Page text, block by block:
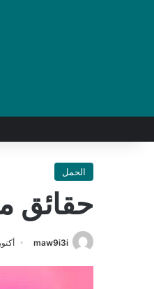
الحمل
حقائق
maw9i3i أكتوبر 26,